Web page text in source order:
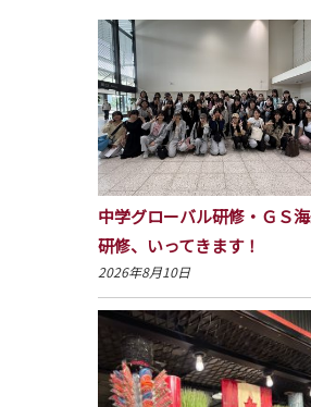
中学グローバル研修・ＧＳ
研修、いってきます！
2026年8月10日